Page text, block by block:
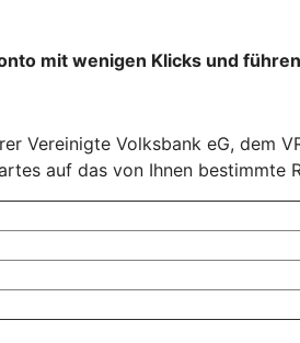
mit wenigen Klicks und
Vereinigte Volksbank eG, dem
auf das von Ihnen bestimmte